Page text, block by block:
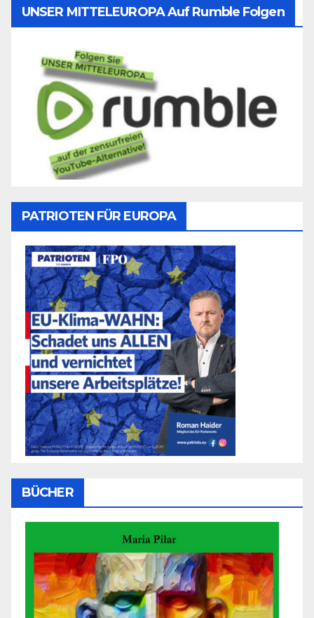
UNSER MITTELEUROPA Auf Rumble Folgen
PATRIOTEN FÜR EUROPA
BÜCHER